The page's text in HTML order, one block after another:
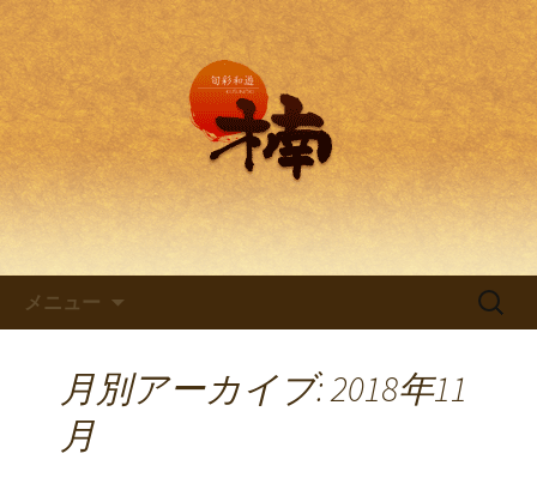
兵庫・西明石の創作和食料理
「旬彩和遊 楠～くすのき～」
兵庫・西明石の創作和食料理 旬彩和
遊 楠。
メニュー
検
月別アーカイブ: 2018年11
月